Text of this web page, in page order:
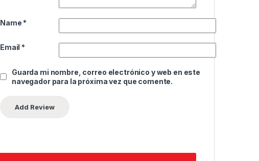
Name *
Email *
Guarda mi nombre, correo electrónico y web en este
navegador para la próxima vez que comente.